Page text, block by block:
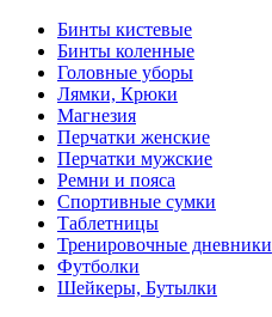
Бинты кистевые
Бинты коленные
Головные уборы
Лямки, Крюки
Магнезия
Перчатки женские
Перчатки мужские
Ремни и пояса
Спортивные сумки
Таблетницы
Тренировочные дневники
Футболки
Шейкеры, Бутылки